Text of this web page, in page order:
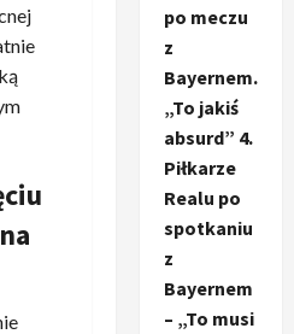
po meczu
z
Bayernem.
„To jakiś
absurd” 4.
Piłkarze
Realu po
spotkaniu
z
Bayernem
– „To musi